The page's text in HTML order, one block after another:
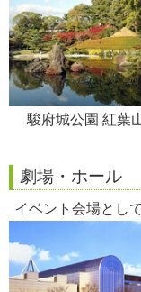
駿府城公園 紅葉
劇場・ホール
イベント会場とし
れる地方都市最大